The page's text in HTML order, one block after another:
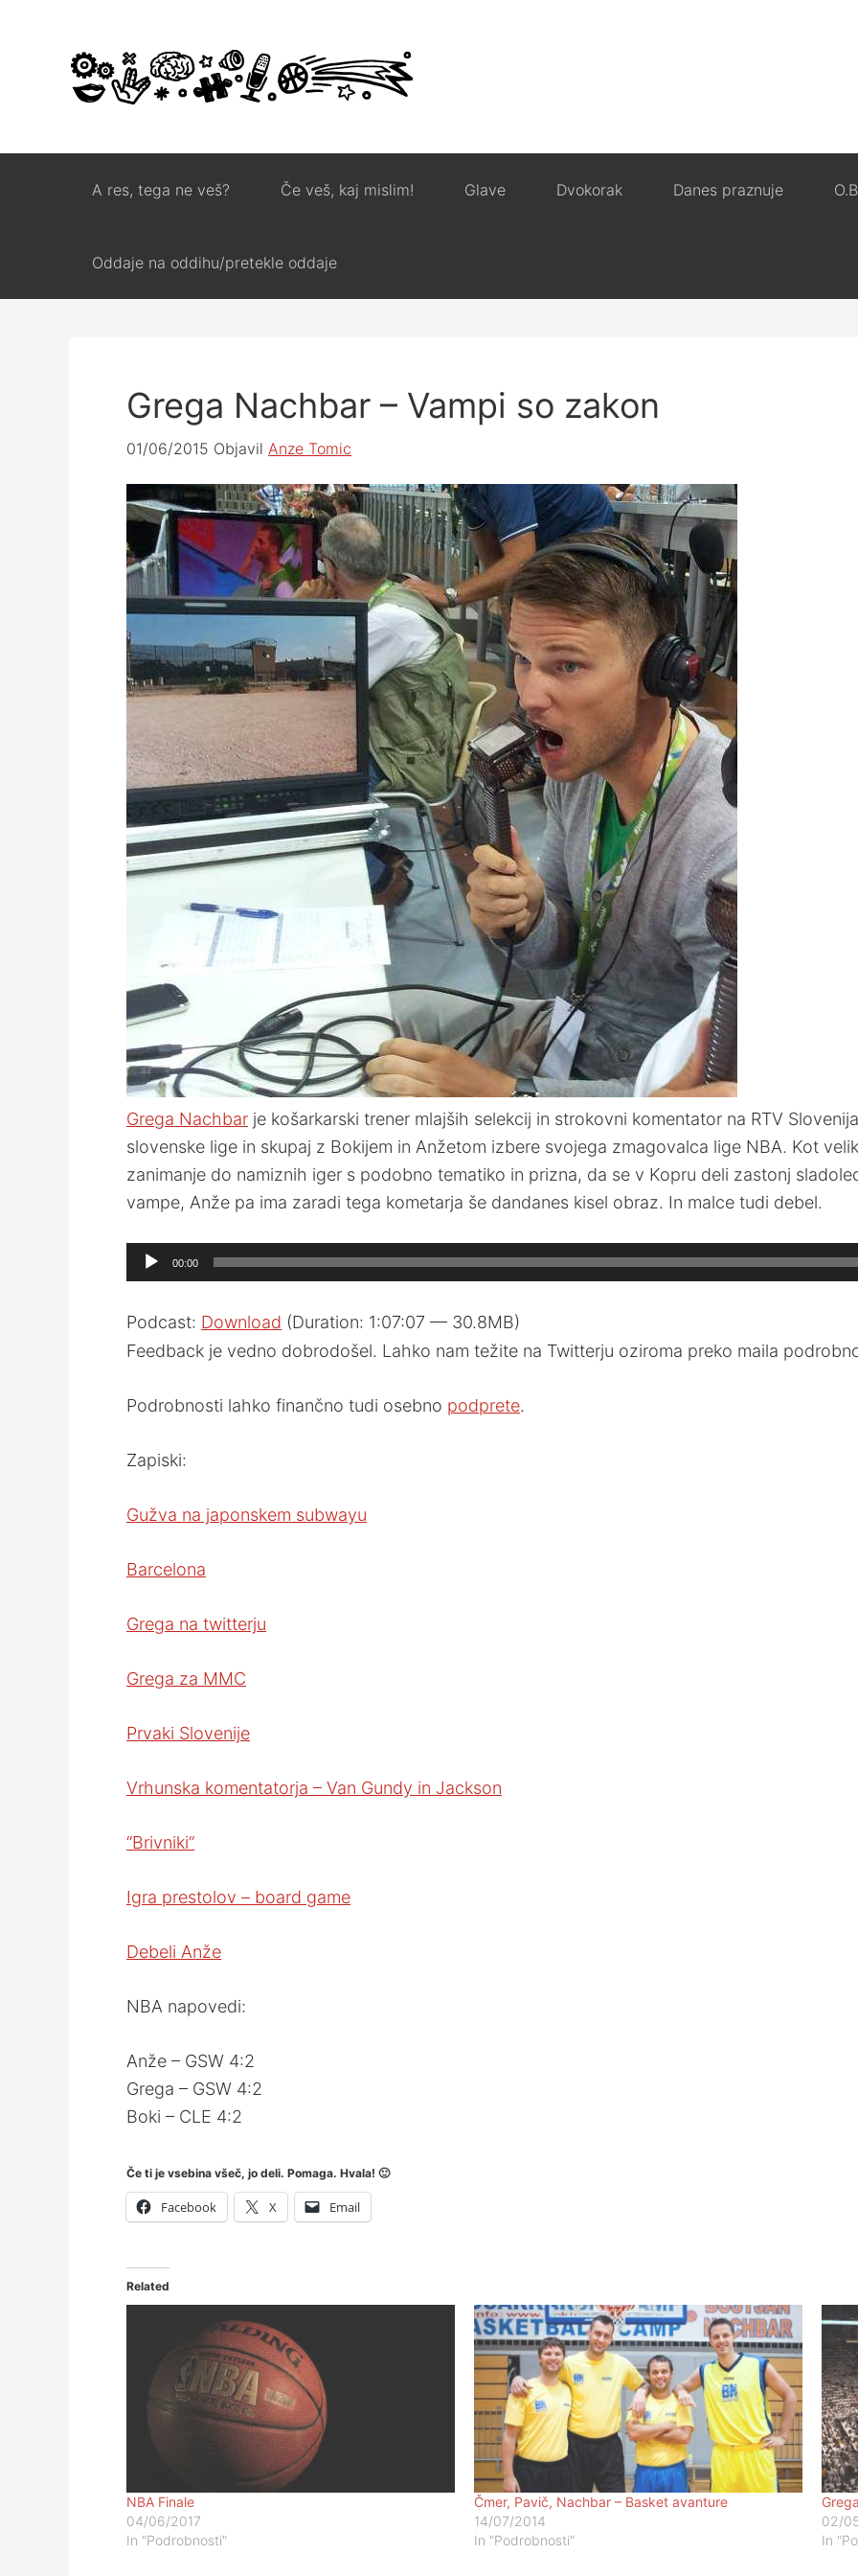
A res, tega ne veš? Če veš, kaj mislim! Glave Dvokorak Danes praznuje
Oddaje na oddihu/pretekle oddaje
Grega Nachbar – Vampi so zakon
01/06/2015 Objavil Anze Tomic
Grega Nachbar je košarkarski trener mlajših selekcij in strokovni komentator na RTV
slovenske lige in skupaj z Bokijem in Anžetom izbere svojega zmagovalca lige NBA. Kot
zanimanje do namiznih iger s podobno tematiko in prizna, da se v Kopru deli zastonj
vampe, Anže pa ima zaradi tega kometarja še dandanes kisel obraz. In malce tudi debel.
Audio
Player
00:00
Podcast: Download (Duration: 1:07:07 — 30.8MB)
Feedback je vedno dobrodošel. Lahko nam težite na Twitterju oziroma preko maila
Podrobnosti lahko finančno tudi osebno podprete.
Zapiski:
Gužva na japonskem subwayu
Barcelona
Grega na twitterju
Grega za MMC
Prvaki Slovenije
Vrhunska komentatorja – Van Gundy in Jackson
“Brivniki”
Igra prestolov – board game
Debeli Anže
NBA napovedi:
Anže – GSW 4:2
Grega – GSW 4:2
Boki – CLE 4:2
Če ti je vsebina všeč, jo deli. Pomaga. Hvala! 🙂
Facebook X Email
Related
NBA Finale
04/06/2017
In "Podrobnosti"
Čmer, Pavič, Nachbar – Basket avanture
14/07/2014
In "Podrobnosti"
02/
In